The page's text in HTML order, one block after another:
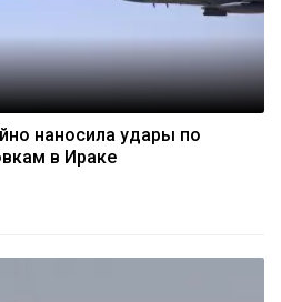
наносила удары по
в Ираке